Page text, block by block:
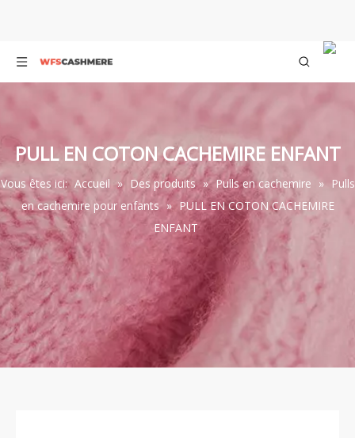
PULL EN COTON CACHEMIRE ENFANT
Vous êtes ici: Accueil » Des produits » Pulls en cachemire » Pulls
en cachemire pour enfants » PULL EN COTON CACHEMIRE
ENFANT